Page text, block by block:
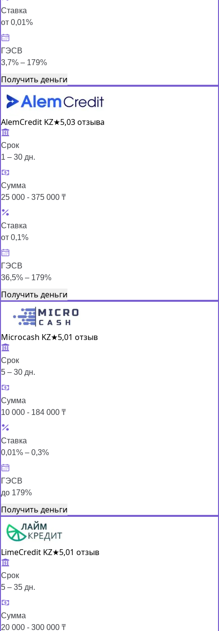
Ставка
от 0,01%
ГЭСВ
3,7% – 179%
Получить деньги
AlemCredit KZ★5,03 отзыва
Срок
1 – 30 дн.
Сумма
25 000 - 375 000 ₸
Ставка
от 0,1%
ГЭСВ
36,5% – 179%
Получить деньги
Microcash KZ★5,01 отзыв
Срок
5 – 30 дн.
Сумма
10 000 - 184 000 ₸
Ставка
0,01% – 0,3%
ГЭСВ
до 179%
Получить деньги
LimeCredit KZ★5,01 отзыв
Срок
5 – 35 дн.
Сумма
20 000 - 300 000 ₸